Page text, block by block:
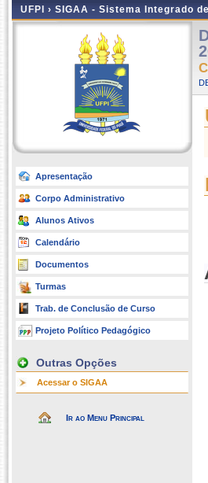
UFPI › SIGAA - Sistema Integrado
Apresentação
Corpo Administrativo
Alunos Ativos
Calendário
Documentos
Turmas
Trab. de Conclusão de Curso
Projeto Político Pedagógico
Outras Opções
Acessar o SIGAA
Ir ao Menu Principal